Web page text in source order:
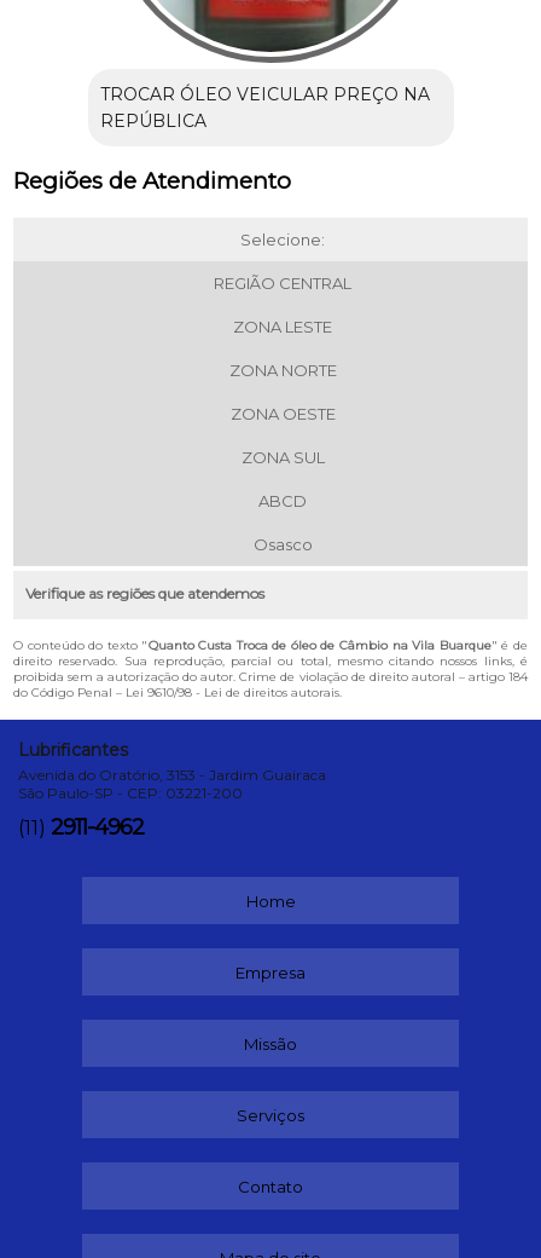
TROCAR ÓLEO VEICULAR PREÇO NA
REPÚBLICA
Regiões de Atendimento
Selecione:
REGIÃO CENTRAL
ZONA LESTE
ZONA NORTE
ZONA OESTE
ZONA SUL
ABCD
Osasco
Verifique as regiões que atendemos
O conteúdo do texto "Quanto Custa Troca de óleo de Câmbio na Vila Buarque" é de
direito reservado. Sua reprodução, parcial ou total, mesmo citando nossos links, é
proibida sem a autorização do autor. Crime de violação de direito autoral – artigo 184
do Código Penal – Lei 9610/98 - Lei de direitos autorais.
Lubrificantes
Avenida do Oratório, 3153 - Jardim Guairaca
São Paulo-SP - CEP: 03221-200
(11) 2911-4962
Home
Empresa
Missão
Serviços
Contato